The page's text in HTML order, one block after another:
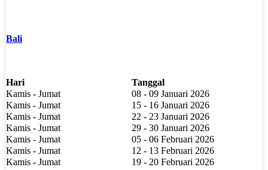
Bali
Hari
Tanggal
Kamis - Jumat
08 - 09 Januari 2026
Kamis - Jumat
15 - 16 Januari 2026
Kamis - Jumat
22 - 23 Januari 2026
Kamis - Jumat
29 - 30 Januari 2026
Kamis - Jumat
05 - 06 Februari 2026
Kamis - Jumat
12 - 13 Februari 2026
Kamis - Jumat
19 - 20 Februari 2026